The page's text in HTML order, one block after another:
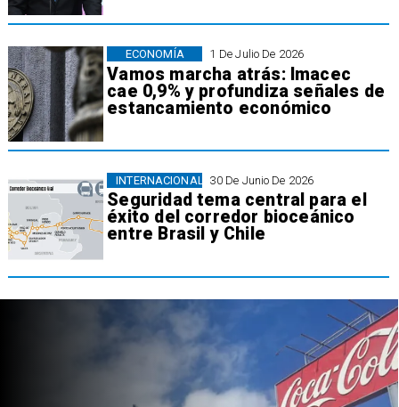
1 De Julio De 2026
Vamos marcha atrás: Imacec
cae 0,9% y profundiza señales de
estancamiento económico
ECONOMÍA
30 De Junio De 2026
Seguridad tema central para el
éxito del corredor bioceánico
entre Brasil y Chile
INTERNACIONAL